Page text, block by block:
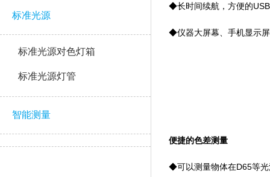
标准光源
标准光源对色灯箱
标准光源灯管
智能测量
◆长时间续航，方便的
◆仪器大屏幕、手机显
便捷的色差测量
◆可以测量物体在D65